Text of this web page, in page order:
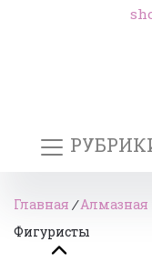
Главная /Алмазная
Фигуристы